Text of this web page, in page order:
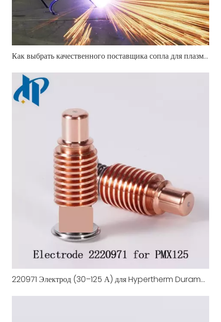
Как выбрать качественного поставщика сопла для плазменной резки на вторичном рынке
220971 Электрод (30–125 А) для Hypertherm Duramax 125